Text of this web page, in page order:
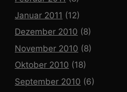
Januar 2011 (12)
Dezember 2010 (8)
November 2010 (8)
Oktober 2010 (18)
September 2010 (6)